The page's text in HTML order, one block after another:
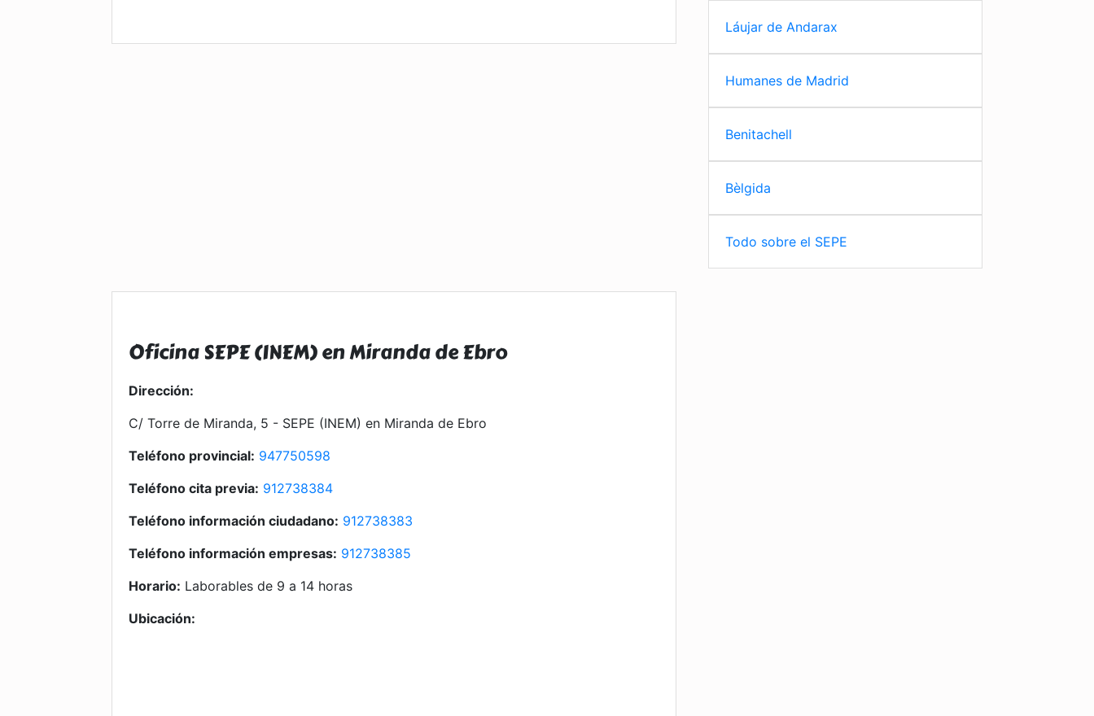
Oficina SEPE (INEM) en Miranda de Ebro
Dirección:
C/ Torre de Miranda, 5 - SEPE (INEM) en Miranda de Ebro
Teléfono provincial: 947750598
Teléfono cita previa: 912738384
Teléfono información ciudadano: 912738383
Teléfono información empresas: 912738385
Horario: Laborables de 9 a 14 horas
Ubicación:
Láujar de Andarax
Humanes de Madrid
Benitachell
Bèlgida
Todo sobre el SEPE